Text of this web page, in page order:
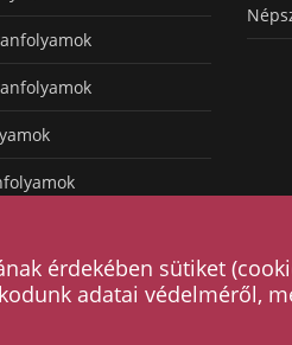
érdekében sütiket
adatai védelméről,